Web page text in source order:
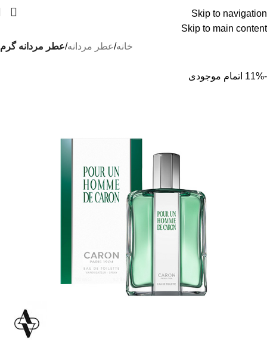
Skip to navigation
Skip to main content
درسته گرون خریدیم ولی قیمتهای سایت رو کاهش
دادیم !!!
خانه عطر مردانه عطر مردانه گرم
-11% اتمام موجودی